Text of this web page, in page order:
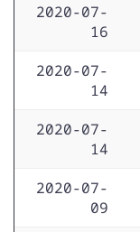
2020-07-
16
2020-07-
14
2020-07-
14
2020-07-
09